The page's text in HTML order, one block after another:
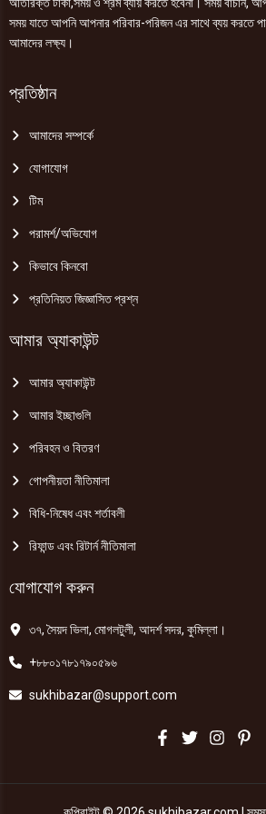
সময় যাতে আপনি আপনার পরিবার-পরিজন এর সাথে ব্যয় করতে
আমাদের লক্ষ্য।
প্রতিষ্ঠান
আমাদের সম্পর্কে
যোগাযোগ
টিম
পরামর্শ/অভিযোগ
কিভাবে কিনবো
প্রতিনিয়ত জিজ্ঞাসিত প্রশ্ন
আমার অ্যাকাউন্ট
আমার অ্যাকাউন্ট
আমার ইচ্ছাগুলি
পরিবহন ও বিতরণ
গোপনীয়তা নীতিমালা
বিধি-নিষেধ এবং শর্তাবলী
রিফান্ড এবং রিটার্ন নীতিমালা
যোগাযোগ করুন
৩৭, সৈয়দ ভিলা, মোগলটুলী, আদর্শ সদর, কুমিল্লা।
+৮৮০১৭৮১৭৯০৫৯৬
sukhibazar@support.com